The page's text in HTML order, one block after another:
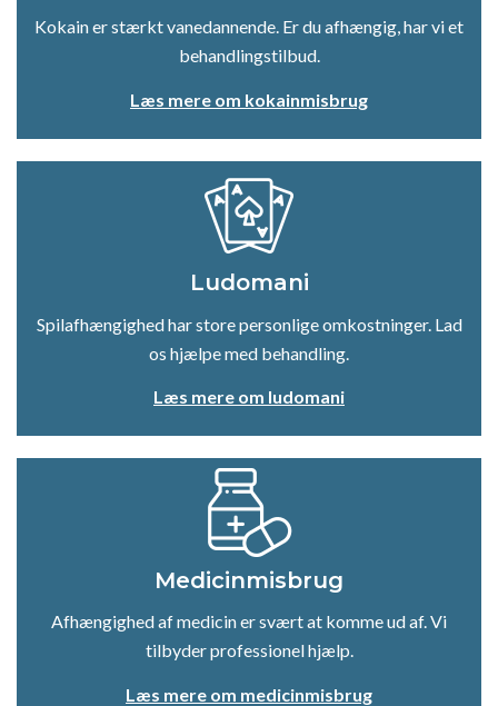
Kokain er stærkt vanedannende. Er du afhængig, har vi et
behandlingstilbud.
Læs mere om kokainmisbrug
Ludomani
Spilafhængighed har store personlige omkostninger. Lad
os hjælpe med behandling.
Læs mere om ludomani
Medicinmisbrug
Afhængighed af medicin er svært at komme ud af. Vi
tilbyder professionel hjælp.
Læs mere om medicinmisbrug